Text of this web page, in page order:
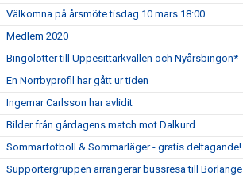
Välkomna på årsmöte tisdag 10 mars 18:00
Medlem 2020
Bingolotter till Uppesittarkvällen och Nyårsbingon*
En Norrbyprofil har gått ur tiden
Ingemar Carlsson har avlidit
Bilder från gårdagens match mot Dalkurd
Sommarfotboll & Sommarläger - gratis deltagande!
Supportergruppen arrangerar bussresa till Borlänge